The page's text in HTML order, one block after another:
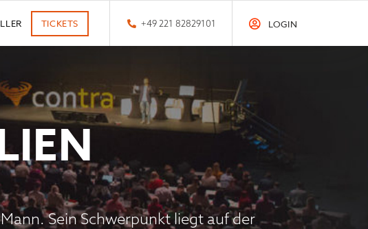
TICKETS +49 221 82829101 LOGIN
Sein Schwerpunkt liegt auf der